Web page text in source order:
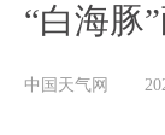
“白海豚
中国天气网